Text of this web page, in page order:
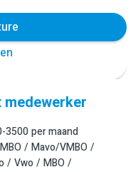
-3500per maand
Mavo/VMBO
Vwo
MBO